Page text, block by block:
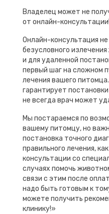
Владелец может не
от онлайн-консультации!
Онлайн-консультация
безусловного
и для удаленной
первый шаг на сложном
лечения вашего
гарантирует
не всегда врач может
Мы постараемся по
вашему питомцу, но
постановка точного
правильного лечения,
консультации со
случаях помочь
связи с этим после
надо быть готовым к
можете получить
клинику!»